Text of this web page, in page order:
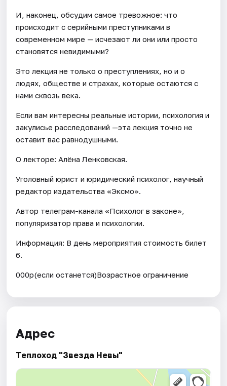
И, наконец, обсудим самое тревожное: что
происходит с серийными преступниками в
современном мире — исчезают ли они или просто
становятся невидимыми?
Это лекция не только о преступлениях, но и о
людях, обществе и страхах, которые остаются с
нами сквозь века.
Если вам интересны реальные истории, психология и
закулисье расследований —эта лекция точно не
оставит вас равнодушными.
О лекторе: Алёна Ленковская.
Уголовный юрист и юридический психолог, научный
редактор издательства «Эксмо».
Автор телеграм-канала «Психолог в законе»,
популяризатор права и психологии.
Информация: В день мероприятия стоимость билет
6.
000р(если останется)Возрастное ограничение
Адрес
Теплоход "Звезда Невы"